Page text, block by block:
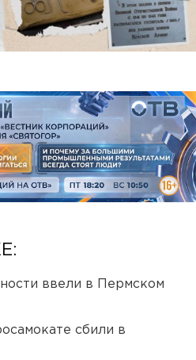
ввели в Пермском
сбили в